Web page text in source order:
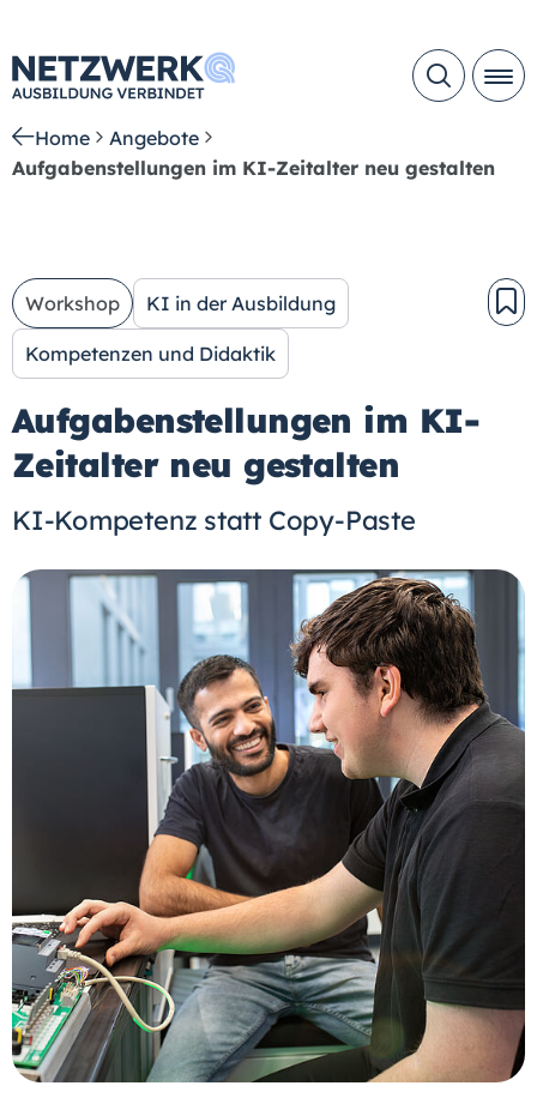
Home
Angebote
Aufgabenstellungen im KI-Zeitalter neu gestalten
Workshop KI in der Ausbildung
Kompetenzen und Didaktik
Aufgabenstellungen im KI-
Zeitalter neu gestalten
KI-Kompetenz statt Copy-Paste